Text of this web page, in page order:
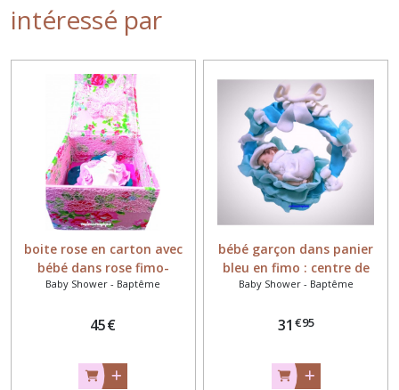
intéressé par
boite rose en carton avec
bébé dans rose fimo-
cadeau surprise
Baby Shower - Baptême
45€
bébé garçon dans panier
bleu en fimo : centre de
table personnalisé
Baby Shower - Baptême
31 €95